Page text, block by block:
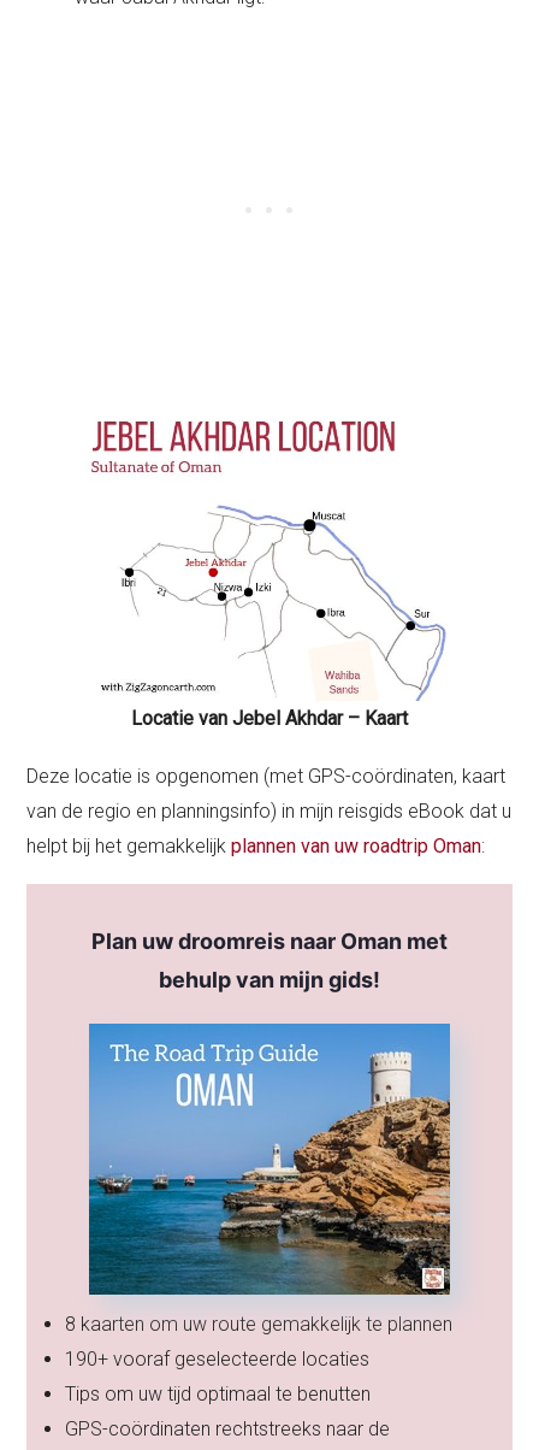
Locatie van Jebel Akhdar – Kaart
Deze locatie is opgenomen (met GPS-coördinaten, kaart
van de regio en planningsinfo) in mijn reisgids eBook dat u
helpt bij het gemakkelijkplannen van uw roadtrip Oman:
Plan uw droomreis naar Oman met
behulp van mijn gids!
8 kaarten om uw route gemakkelijk te plannen
190+ vooraf geselecteerde locaties
Tips om uw tijd optimaal te benutten
GPS-coördinaten rechtstreeks naar de